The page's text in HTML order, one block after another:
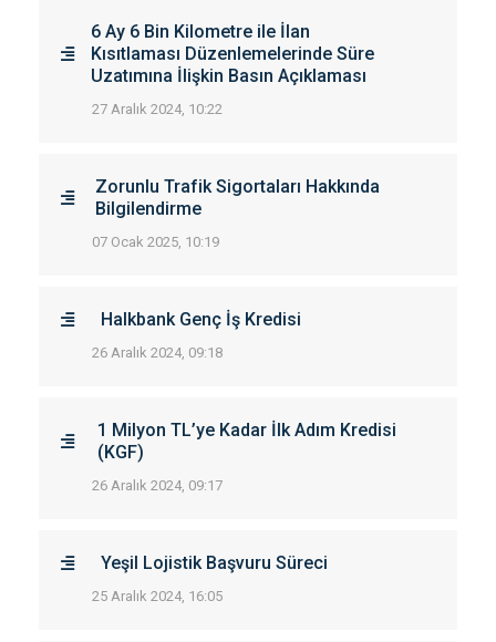
6 Ay 6 Bin Kilometre ile İlan
Kısıtlaması Düzenlemelerinde Süre
Uzatımına İlişkin Basın Açıklaması
27 Aralık 2024, 10:22
Zorunlu Trafik Sigortaları Hakkında
Bilgilendirme
07 Ocak 2025, 10:19
Halkbank Genç İş Kredisi
26 Aralık 2024, 09:18
1 Milyon TL’ye Kadar İlk Adım Kredisi
(KGF)
26 Aralık 2024, 09:17
Yeşil Lojistik Başvuru Süreci
25 Aralık 2024, 16:05